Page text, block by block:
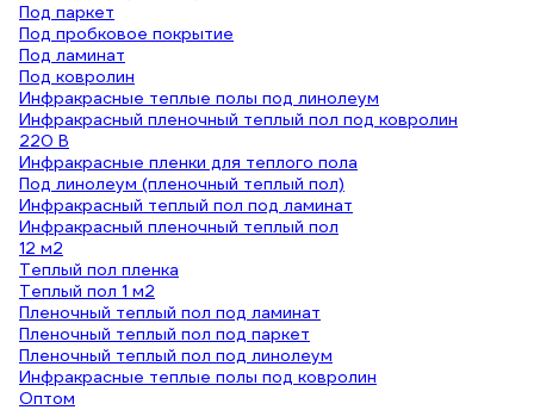
Под паркет
Под пробковое покрытие
Под ламинат
Под ковролин
Инфракрасные теплые полы под линолеум
Инфракрасный пленочный теплый пол под ковролин
220 В
Инфракрасные пленки для теплого пола
Под линолеум (пленочный теплый пол)
Инфракрасный теплый пол под ламинат
Инфракрасный пленочный теплый пол
12 м2
Теплый пол пленка
Теплый пол 1 м2
Пленочный теплый пол под ламинат
Пленочный теплый пол под паркет
Пленочный теплый пол под линолеум
Инфракрасные теплые полы под ковролин
Оптом